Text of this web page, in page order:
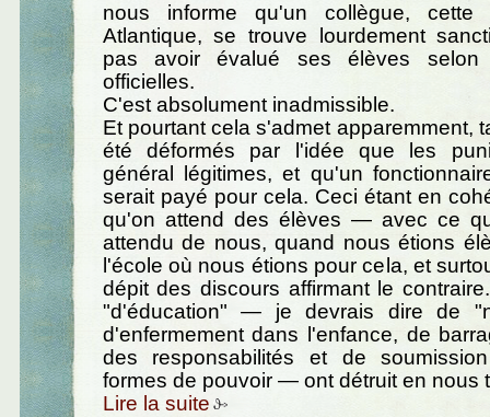
nous informe qu'un collègue,
Atlantique, se trouve lourdement
pas avoir évalué ses élèves selon
officielles.
C'est absolument inadmissible.
Et pourtant cela s'admet apparemment,
été déformés par l'idée que les
général légitimes, et qu'un
serait payé pour cela. Ceci étant en
qu'on attend des élèves — avec ce
attendu de nous, quand nous étions
l'école où nous étions pour cela, et
dépit des discours affirmant le
"d'éducation" — je devrais dire de
d'enfermement dans l'enfance, de
des responsabilités et de
formes de pouvoir — ont détruit en nous
Lire la suite